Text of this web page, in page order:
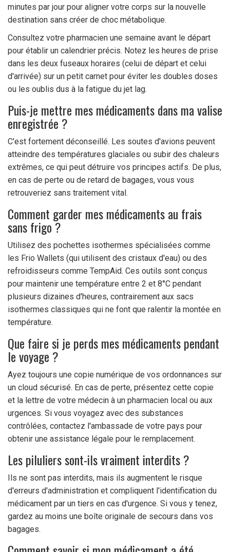
minutes par jour pour aligner votre corps sur la nouvelle
destination sans créer de choc métabolique.
Consultez votre pharmacien une semaine avant le départ
pour établir un calendrier précis. Notez les heures de prise
dans les deux fuseaux horaires (celui de départ et celui
d'arrivée) sur un petit carnet pour éviter les doubles doses
ou les oublis dus à la fatigue du jet lag.
Puis-je mettre mes médicaments dans ma valise
enregistrée ?
C'est fortement déconseillé. Les soutes d'avions peuvent
atteindre des températures glaciales ou subir des chaleurs
extrêmes, ce qui peut détruire vos principes actifs. De plus,
en cas de perte ou de retard de bagages, vous vous
retrouveriez sans traitement vital.
Comment garder mes médicaments au frais
sans frigo ?
Utilisez des pochettes isothermes spécialisées comme
les Frio Wallets (qui utilisent des cristaux d'eau) ou des
refroidisseurs comme TempAid. Ces outils sont conçus
pour maintenir une température entre 2 et 8°C pendant
plusieurs dizaines d'heures, contrairement aux sacs
isothermes classiques qui ne font que ralentir la montée en
température.
Que faire si je perds mes médicaments pendant
le voyage ?
Ayez toujours une copie numérique de vos ordonnances sur
un cloud sécurisé. En cas de perte, présentez cette copie
et la lettre de votre médecin à un pharmacien local ou aux
urgences. Si vous voyagez avec des substances
contrôlées, contactez l'ambassade de votre pays pour
obtenir une assistance légale pour le remplacement.
Les piluliers sont-ils vraiment interdits ?
Ils ne sont pas interdits, mais ils augmentent le risque
d'erreurs d'administration et compliquent l'identification du
médicament par un tiers en cas d'urgence. Si vous y tenez,
gardez au moins une boîte originale de secours dans vos
bagages.